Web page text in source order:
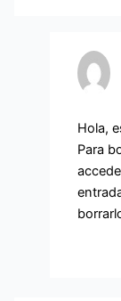
Hola,
Para